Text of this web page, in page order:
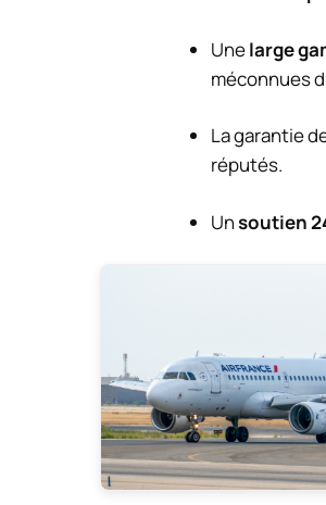
Unelarge
méconnues
La garantie
réputés.
Unsoutien